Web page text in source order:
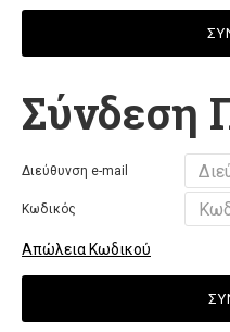
Σύνδεση
Διεύθυνση e-mail
Κωδικός
Απώλεια Κωδικού